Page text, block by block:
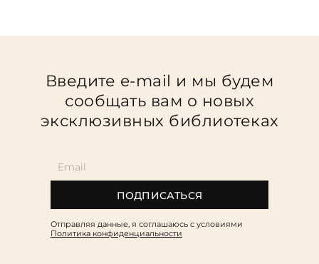
Введите e-mail и мы будем
сообщать вам о новых
эксклюзивных библиотеках
ПОДПИСАТЬСЯ
Отправляя данные, я соглашаюсь c условиями
Политика конфиденциальности